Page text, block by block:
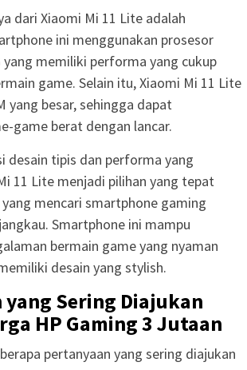
dari Xiaomi Mi 11 Lite adalah
ini menggunakan prosesor
yang memiliki performa yang cukup
game. Selain itu, Xiaomi Mi 11 Lite
yang besar, sehingga dapat
game berat dengan lancar.
desain tipis dan performa yang
11 Lite menjadi pilihan yang tepat
mencari smartphone gaming
Smartphone ini mampu
bermain game yang nyaman
desain yang stylish.
yang Sering Diajukan
HP Gaming 3 Jutaan
pertanyaan yang sering diajukan